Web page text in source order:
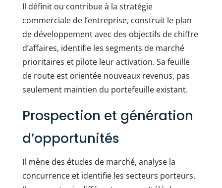
Il définit ou contribue à la stratégie
commerciale de l’entreprise, construit le plan
de développement avec des objectifs de chiffre
d’affaires, identifie les segments de marché
prioritaires et pilote leur activation. Sa feuille
de route est orientée nouveaux revenus, pas
seulement maintien du portefeuille existant.
Prospection et génération
d’opportunités
Il mène des études de marché, analyse la
concurrence et identifie les secteurs porteurs.